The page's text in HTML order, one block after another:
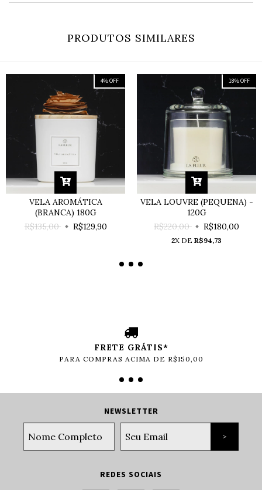
PRODUTOS SIMILARES
4%OFF
VELA AROMÁTICA
(BRANCA) 180G
R$135,00
R$129,90
18%OFF
VELA LOUVRE (PEQUENA) -
120G
R$220,00
R$180,00
2X DE R$94,73
FRETE GRÁTIS*
PARA COMPRAS ACIMA DE R$150,00
NEWSLETTER
REDES SOCIAIS